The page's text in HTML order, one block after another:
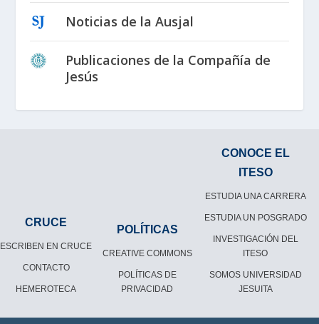
Noticias de la Ausjal
Publicaciones de la Compañía de
Jesús
CRUCE
ESCRIBEN EN CRUCE
CONTACTO
HEMEROTECA
POLÍTICAS
CREATIVE COMMONS
POLÍTICAS DE
PRIVACIDAD
CONOCE EL
ITESO
ESTUDIA UNA CARRERA
ESTUDIA UN POSGRADO
INVESTIGACIÓN DEL
ITESO
SOMOS UNIVERSIDAD
JESUITA